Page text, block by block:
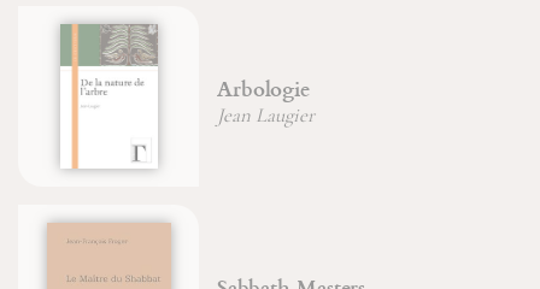
Arbologie
Jean Laugier